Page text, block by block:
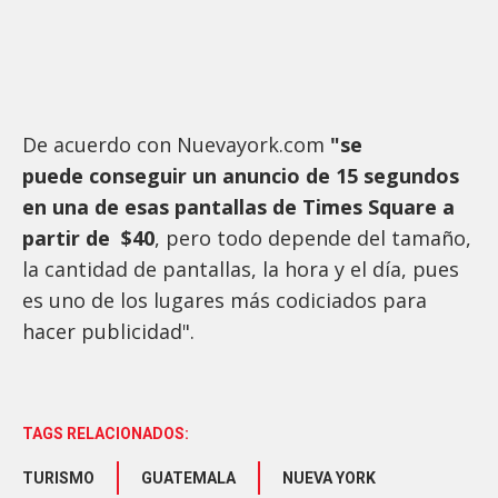
De acuerdo con Nuevayork.com "se
puede conseguir un anuncio de 15 segundos
en una de esas pantallas de Times Square a
partir de $40, pero todo depende del tamaño,
la cantidad de pantallas, la hora y el día, pues
es uno de los lugares más codiciados para
hacer publicidad".
TAGS RELACIONADOS:
TURISMO GUATEMALA NUEVA YORK